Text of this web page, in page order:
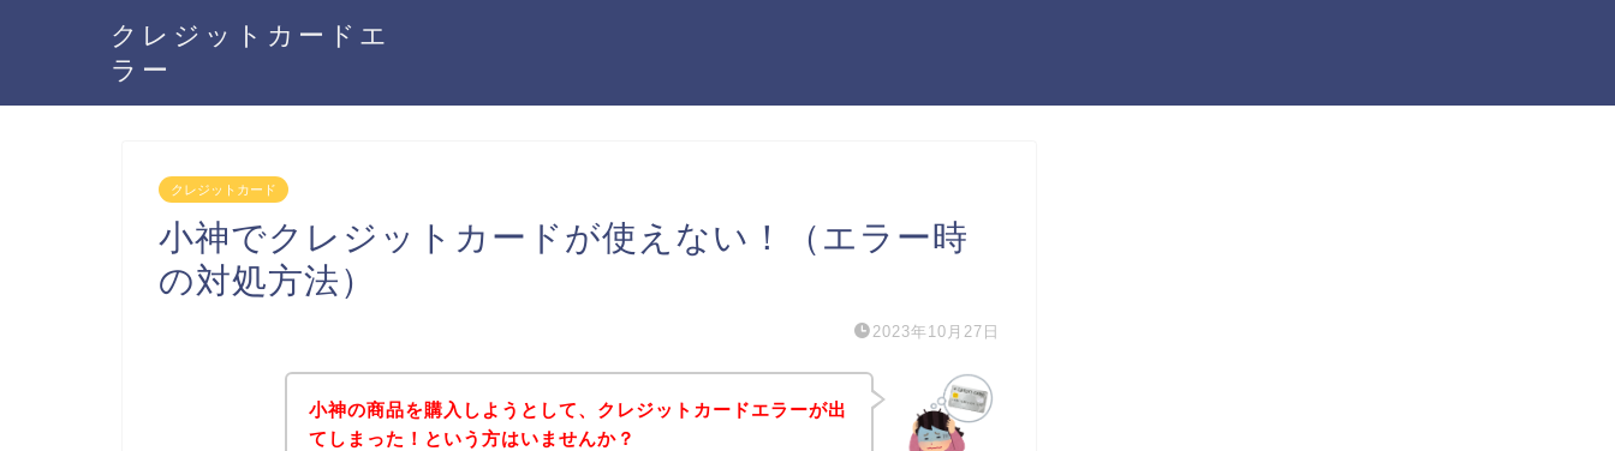
クレジットカードエ
ラー
クレジットカード
小神でクレジットカードが使えない！（エラー時
の対処方法）
2023年10月27日
小神の商品を購入しようとして、クレジットカードエラーが出
てしまった！という方はいませんか？